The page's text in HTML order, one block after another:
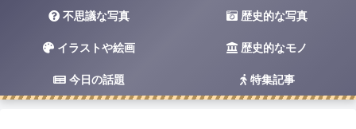
不思議な写真 歴史的な写真
イラストや絵画 歴史的なモノ
今日の話題 特集記事